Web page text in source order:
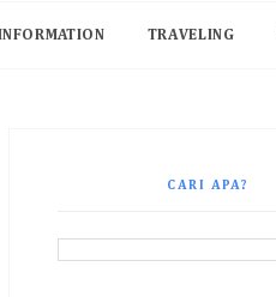
TRAVELING
CARI APA?